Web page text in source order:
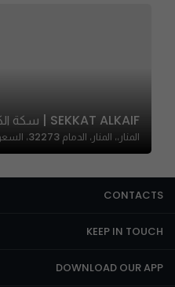
SEKKAT ALKAIF | سكة الكيف
المنار،، المنار، الدمام 32273، السعودية
CONTACTS
KEEP IN TOUCH
DOWNLOAD OUR APP